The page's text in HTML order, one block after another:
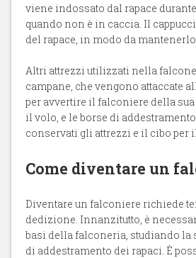
viene indossato dal rapace
quando non è in caccia. Il
del rapace, in modo da
Altri attrezzi utilizzati nella
campane, che vengono attaccate
per avvertire il falconiere della
il volo, e le borse di
conservati gli attrezzi e il cibo per
Come diventare un
Diventare un falconiere richiede
dedizione. Innanzitutto, è
basi della falconeria, studiando la
di addestramento dei rapaci. È